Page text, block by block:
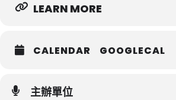
LEARN MORE
CALENDAR GOOGLECAL
主辦單位